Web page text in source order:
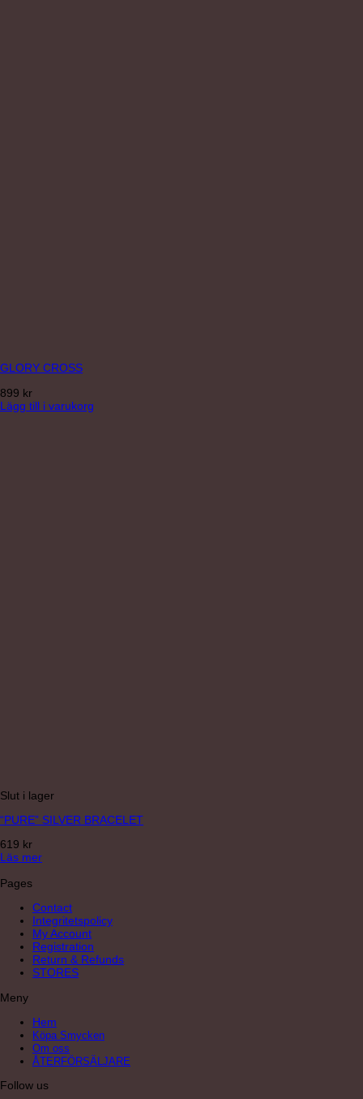
GLORY CROSS
899 kr
Lägg till i varukorg
Slut i lager
“PURE” SILVER BRACELET
619 kr
Läs mer
Pages
Contact
Integritetspolicy
My Account
Registration
Return & Refunds
STORES
Meny
Hem
Köpa Smycken
Om oss
ÅTERFÖRSÄLJARE
Follow us